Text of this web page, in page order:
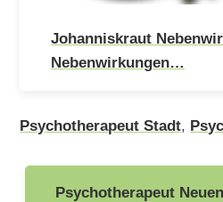
Johanniskraut
Nebenwirkungen…
Psychotherapeut Stadt,
Beitragsnavigation
Psychotherapeut